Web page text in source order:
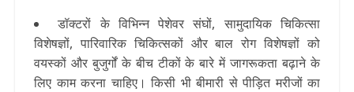
डॉक्टरों के विभिन्न पेशेवर संघों, सामुदायिक चिकित्सा
विशेषज्ञों, पारिवारिक चिकित्सकों और बाल रोग विशेषज्ञों को
वयस्कों और बुजुर्गों के बीच टीकों के बारे में जागरूकता बढ़ाने के
लिए काम करना चाहिए। किसी भी बीमारी से पीड़ित मरीजों का